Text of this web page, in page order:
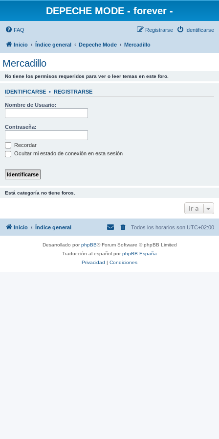
DEPECHE MODE - forever -
FAQ Identificarse
Registrarse
Inicio Índice general Depeche Mode Mercadillo
Mercadillo
No tiene los permisos requeridos para ver o leer temas en este foro.
IDENTIFICARSE • REGISTRARSE
Nombre de Usuario:
Contraseña:
Recordar
Ocultar mi estado de conexión en esta sesión
Está categoría no tiene foros.
Ir a
Inicio Índice general Todos los horarios son UTC+02:00
Desarrollado porphpBB® Forum Software © phpBB Limited
Traducción al español porphpBB España
Privacidad | Condiciones